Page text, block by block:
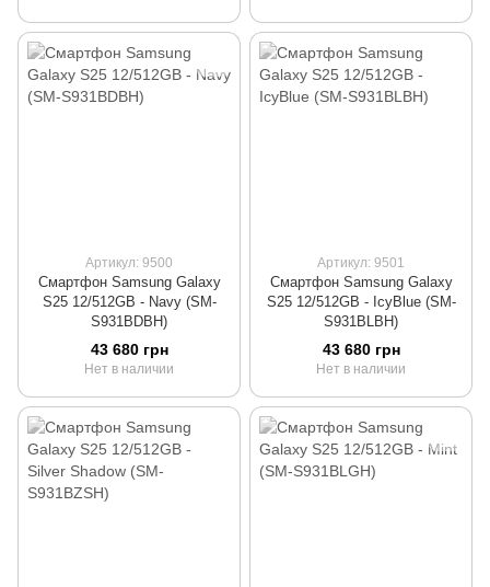
Артикул: 9500
Смартфон Samsung Galaxy
S25 12/512GB - Navy (SM-
S931BDBH)
43 680 грн
Нет в наличии
Артикул: 9501
Смартфон Samsung Galaxy
S25 12/512GB - IcyBlue (SM-
S931BLBH)
43 680 грн
Нет в наличии